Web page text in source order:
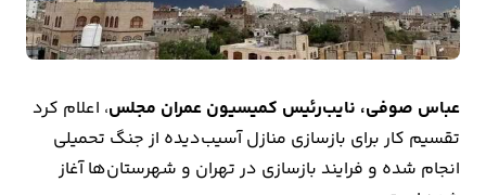
تجارت
راه
و
عباس صوفی، نایب‌رئیس کمیسیون عمران مجلس، اعلام کرد
تقسیم کار برای بازسازی منازل آسیب‌دیده از جنگ تحمیلی
انجام شده و فرایند بازسازی در تهران و شهرستان‌ها آغاز